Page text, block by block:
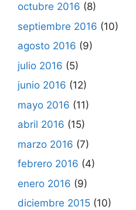
octubre 2016 (8)
septiembre 2016 (10)
agosto 2016 (9)
julio 2016 (5)
junio 2016 (12)
mayo 2016 (11)
abril 2016 (15)
marzo 2016 (7)
febrero 2016 (4)
enero 2016 (9)
diciembre 2015 (10)